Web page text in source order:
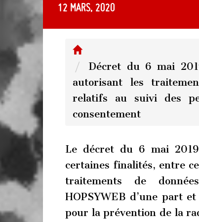
12 mars, 2020
Décret du 6 mai
autorisant les
relatifs au suivi des
consentement
Le décret du 6 mai
certaines finalités, entre
traitements de
HOPSYWEB d’une part
pour la prévention de la